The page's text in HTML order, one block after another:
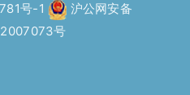
号-1
沪公网安备
号